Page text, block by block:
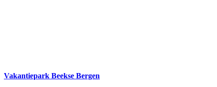
Vakantiepark Beekse Bergen